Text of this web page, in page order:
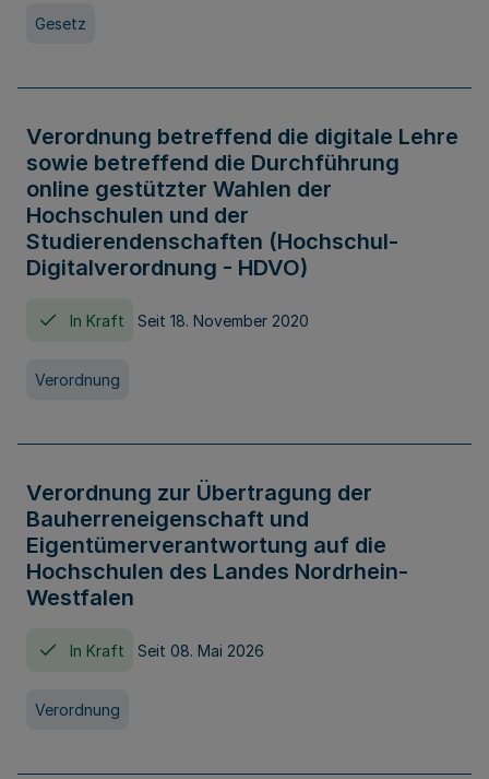
Gesetz
Verordnung betreffend die digitale Lehre
sowie betreffend die Durchführung
online gestützter Wahlen der
Hochschulen und der
Studierendenschaften (Hochschul-
Digitalverordnung - HDVO)
In Kraft Seit 18. November 2020
Verordnung
Verordnung zur Übertragung der
Bauherreneigenschaft und
Eigentümerverantwortung auf die
Hochschulen des Landes Nordrhein-
Westfalen
In Kraft Seit 08. Mai 2026
Verordnung